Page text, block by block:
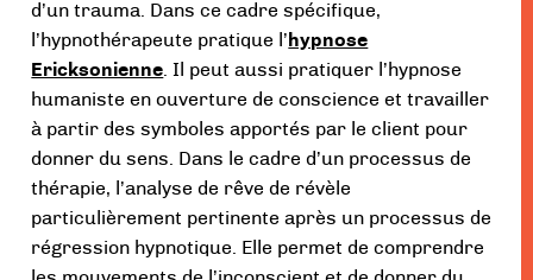
d’un trauma. Dans ce cadre spécifique,
l’hypnothérapeute pratique l’ hypnose
Ericksonienne. Il peut aussi pratiquer l’hypnose
humaniste en ouverture de conscience et travailler
à partir des symboles apportés par le client pour
donner du sens. Dans le cadre d’un processus de
thérapie, l’analyse de rêve de révèle
particulièrement pertinente après un processus de
régression hypnotique. Elle permet de comprendre